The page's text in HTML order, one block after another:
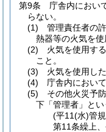
第9条
庁舎内におい
らない。
(1)
管理責任者の
熱器等の火気を使
(2)
火気を使用す
こと。
(3)
火気を使用し
(4)
庁舎内におい
(5)
その他火災予
下「管理者」とい
(平11(水)管
第11条繰上